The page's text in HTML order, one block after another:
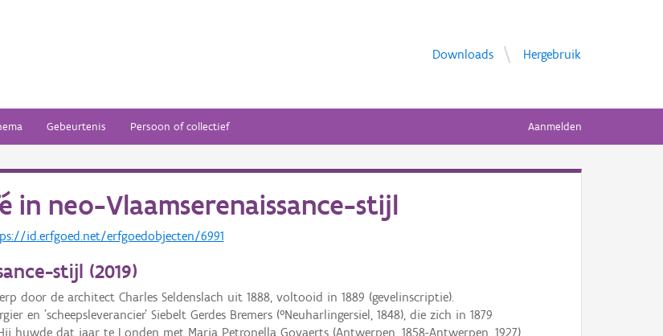
Downloads Hergebruik
Gebeurtenis Persoon of collectief Aanmelden
in neo-Vlaamserenaissance-stijl
id.erfgoed.net/erfgoedobjecten/6991
stijl (2019)
door de architect Charles Seldenslach uit 1888, voltooid in 1889 (gevelinscriptie).
en 'scheepsleverancier' Siebelt Gerdes Bremers (°Neuharlingersiel, 1848), die zich in 1879
dat jaar te Londen met Maria Petronella Govaerts (Antwerpen, 1858-Antwerpen, 1927),